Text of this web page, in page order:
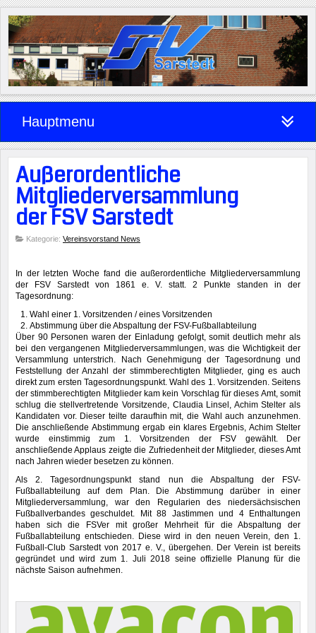
Hauptmenu
Außerordentliche
Mitgliederversammlung
der FSV Sarstedt
Kategorie: Vereinsvorstand News
In der letzten Woche fand die außerordentliche Mitgliederversammlung
der FSV Sarstedt von 1861 e. V. statt. 2 Punkte standen in der
Tagesordnung:
Wahl einer 1. Vorsitzenden / eines Vorsitzenden
Abstimmung über die Abspaltung der FSV-Fußballabteilung
Über 90 Personen waren der Einladung gefolgt, somit deutlich mehr als
bei den vergangenen Mitgliederversammlungen, was die Wichtigkeit der
Versammlung unterstrich. Nach Genehmigung der Tagesordnung und
Feststellung der Anzahl der stimmberechtigten Mitglieder, ging es auch
direkt zum ersten Tagesordnungspunkt. Wahl des 1. Vorsitzenden. Seitens
der stimmberechtigten Mitglieder kam kein Vorschlag für dieses Amt, somit
schlug die stellvertretende Vorsitzende, Claudia Linsel, Achim Stelter als
Kandidaten vor. Dieser teilte daraufhin mit, die Wahl auch anzunehmen.
Die anschließende Abstimmung ergab ein klares Ergebnis, Achim Stelter
wurde einstimmig zum 1. Vorsitzenden der FSV gewählt. Der
anschließende Applaus zeigte die Zufriedenheit der Mitglieder, dieses Amt
nach Jahren wieder besetzen zu können.
Als 2. Tagesordnungspunkt stand nun die Abspaltung der FSV-
Fußballabteilung auf dem Plan. Die Abstimmung darüber in einer
Mitgliederversammlung, war den Regularien des niedersächsischen
Fußballverbandes geschuldet. Mit 88 Jastimmen und 4 Enthaltungen
haben sich die FSVer mit großer Mehrheit für die Abspaltung der
Fußballabteilung entschieden. Diese wird in den neuen Verein, den 1.
Fußball-Club Sarstedt von 2017 e. V., übergehen. Der Verein ist bereits
gegründet und wird zum 1. Juli 2018 seine offizielle Planung für die
nächste Saison aufnehmen.